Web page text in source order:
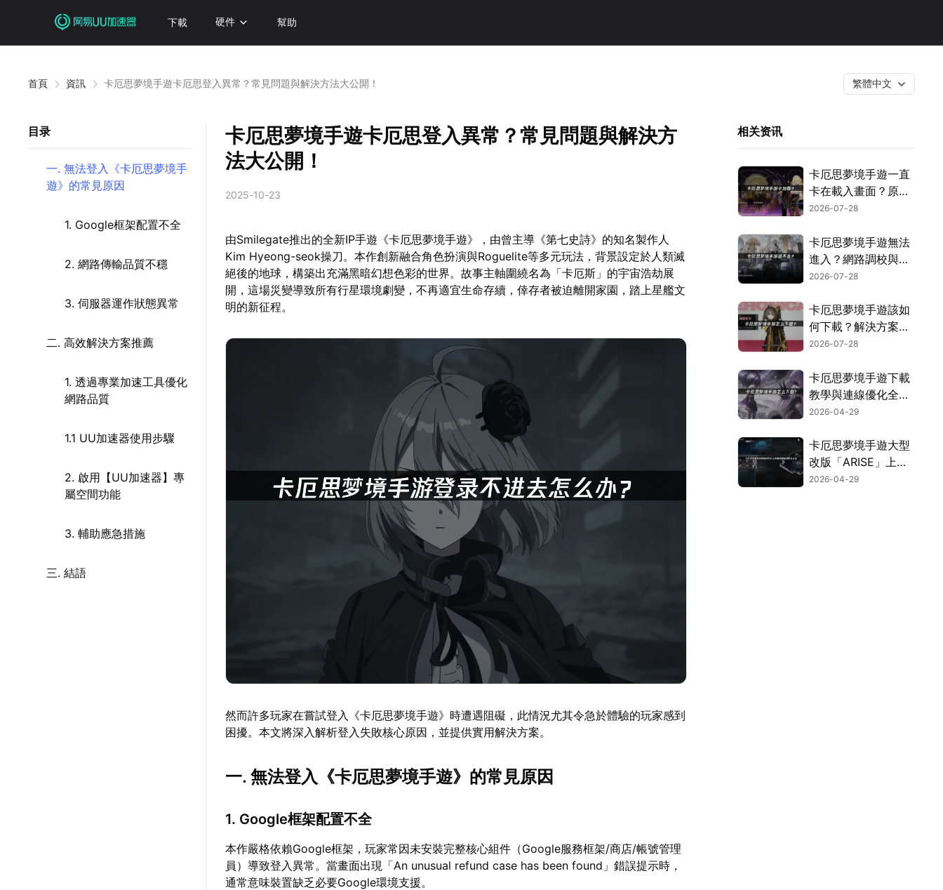
下載 硬件 幫助
首頁 資訊 卡厄思夢境手遊卡厄思登入異常？常見問題與解決方法大公開！ 繁體中文
目录
一. 無法登入《卡厄思夢境手
遊》的常見原因
1. Google框架配置不全
2. 網路傳輸品質不穩
3. 伺服器運作狀態異常
二. 高效解決方案推薦
1. 透過專業加速工具優化
網路品質
1.1 UU加速器使用步驟
2. 啟用【UU加速器】專
屬空間功能
3. 輔助應急措施
三. 結語
卡厄思夢境手遊卡厄思登入異常？常見問題與解決方
法大公開！
2025-10-23
由Smilegate推出的全新IP手遊《卡厄思夢境手遊》，由曾主導《第七史詩》的知名製作人
Kim Hyeong-seok操刀。本作創新融合角色扮演與Roguelite等多元玩法，背景設定於人類滅
絕後的地球，構築出充滿黑暗幻想色彩的世界。故事主軸圍繞名為「卡厄斯」的宇宙浩劫展
開，這場災變導致所有行星環境劇變，不再適宜生命存續，倖存者被迫離開家園，踏上星艦文
明的新征程。
然而許多玩家在嘗試登入《卡厄思夢境手遊》時遭遇阻礙，此情況尤其令急於體驗的玩家感到
困擾。本文將深入解析登入失敗核心原因，並提供實用解決方案。
一. 無法登入《卡厄思夢境手遊》的常見原因
1. Google框架配置不全
本作嚴格依賴Google框架，玩家常因未安裝完整核心組件（Google服務框架/商店/帳號管理
員）導致登入異常。當畫面出現「An unusual refund case has been found」錯誤提示時，
通常意味裝置缺乏必要Google環境支援。
相关资讯
卡厄思夢境手遊一直
卡在載入畫面？原因
解析與快速解決撇
2026-07-28
卡厄思夢境手遊無法
進入？網路調校與環
境設定完整攻略！
2026-07-28
卡厄思夢境手遊該如
何下載？解決方案與
效能強化指引！
2026-07-28
卡厄思夢境手遊下載
教學與連線優化全攻
略！
2026-04-29
卡厄思夢境手遊大型
改版「ARISE」上
線！順暢連線攻略大
2026-04-29